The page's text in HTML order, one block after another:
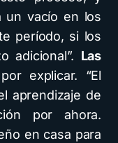
un vacío en los
período, si los
adicional”. Las
explicar. “El
aprendizaje de
por ahora.
en casa para